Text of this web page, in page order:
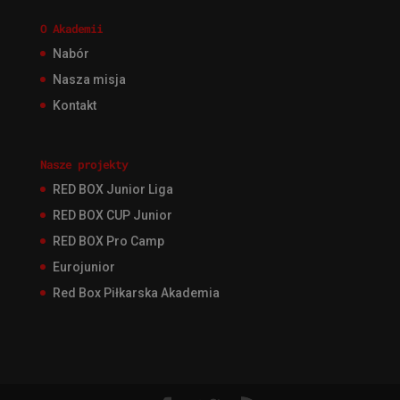
O Akademii
Nabór
Nasza misja
Kontakt
Nasze projekty
RED BOX Junior Liga
RED BOX CUP Junior
RED BOX Pro Camp
Eurojunior
Red Box Piłkarska Akademia